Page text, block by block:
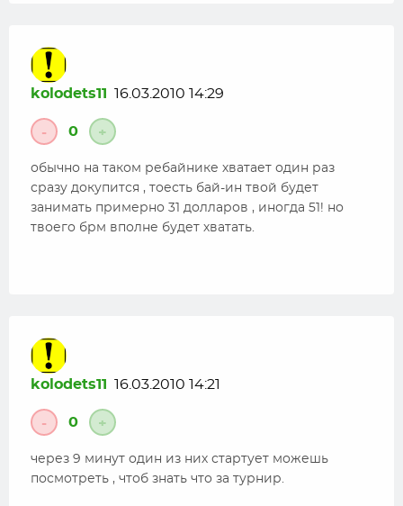
kolodets11 16.03.2010 14:29
- 0 +
обычно на таком ребайнике хватает один раз
сразу докупится , тоесть бай-ин твой будет
занимать примерно 31 долларов , иногда 51! но
твоего брм вполне будет хватать.
kolodets11 16.03.2010 14:21
- 0 +
через 9 минут один из них стартует можешь
посмотреть , чтоб знать что за турнир.